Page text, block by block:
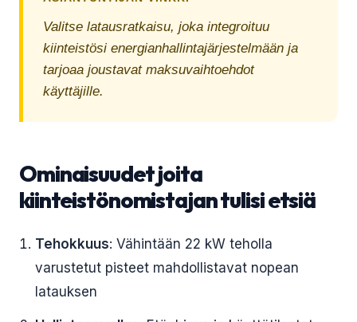
Valitse latausratkaisu, joka integroituu
kiinteistösi energianhallintajärjestelmään ja
tarjoaa joustavat maksuvaihtoehdot
käyttäjille.
Ominaisuudet joita
kiinteistönomistajan tulisi etsiä
Tehokkuus: Vähintään 22 kW teholla
varustetut pisteet mahdollistavat nopean
latauksen